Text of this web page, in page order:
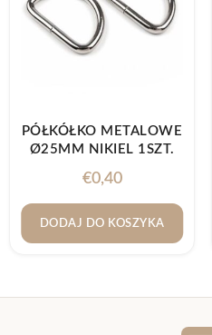
PÓŁKÓŁKO METALOWE
Ø25MM NIKIEL 1SZT.
€0,40
DODAJ DO KOSZYKA